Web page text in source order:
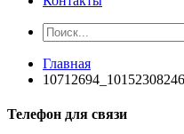
Главная
Телефон для связи